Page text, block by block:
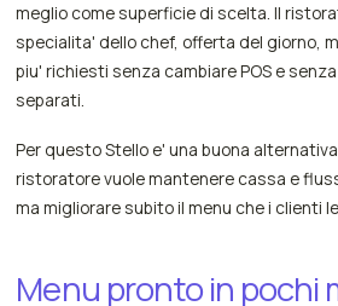
meglio come superficie di scelta. Il
specialita' dello chef, offerta del giorno,
piu' richiesti senza cambiare POS e
separati.
Per questo Stello e' una buona
ristoratore vuole mantenere cassa e
ma migliorare subito il menu che i clienti
Menu pronto in pochi